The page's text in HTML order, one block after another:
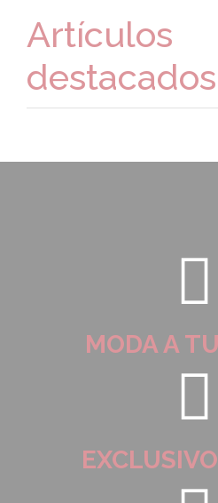
Artículos
destacados
MODA A